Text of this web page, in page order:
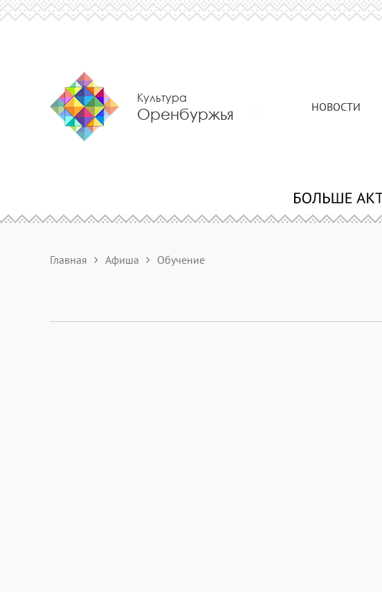
Культура
Оренбуржья НОВОСТИ
Главная Афиша Обучение